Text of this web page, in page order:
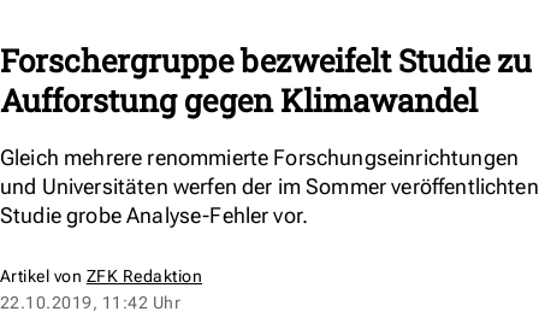
Forschergruppe bezweifelt Studie zu
Aufforstung gegen Klimawandel
Gleich mehrere renommierte Forschungseinrichtungen
und Universitäten werfen der im Sommer veröffentlichten
Studie grobe Analyse-Fehler vor.
Artikel von ZFK Redaktion
22.10.2019, 11:42 Uhr